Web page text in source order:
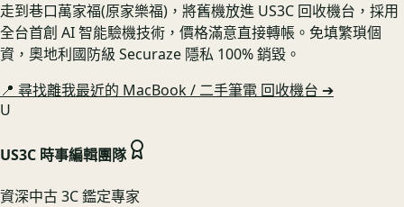
走到巷口萬家福(原家樂福)，將舊機放進 US3C 回收機台，採用
全台首創 AI 智能驗機技術，價格滿意直接轉帳。免填繁瑣個
資，奧地利國防級 Securaze 隱私 100% 銷毀。
📍 尋找離我最近的 MacBook / 二手筆電 回收機台 ➔
U
US3C 時事編輯團隊
資深中古 3C 鑑定專家